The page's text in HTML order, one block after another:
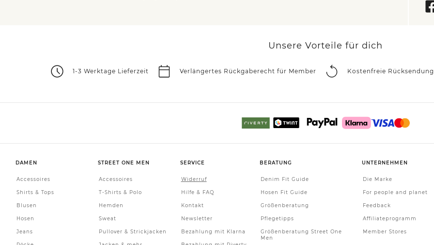
Unsere Vorteile für dich
1-3 Werktage Lieferzeit Verlängertes Rückgaberecht für Member Kostenfreie Rücksendung
DAMEN
Accessoires
Shirts & Tops
Blusen
Hosen
Jeans
STREET ONE MEN
Accessoires
T-Shirts & Polo
Hemden
Sweat
Pullover & Strickjacken
SERVICE
Widerruf
Hilfe & FAQ
Kontakt
Newsletter
Bezahlung mit Klarna
BERATUNG
Denim Fit Guide
Hosen Fit Guide
Größenberatung
Pflegetipps
Größenberatung Street One
Men
UNTERNEHMEN
Die Marke
For people and planet
Feedback
Affiliateprogramm
Member Stores